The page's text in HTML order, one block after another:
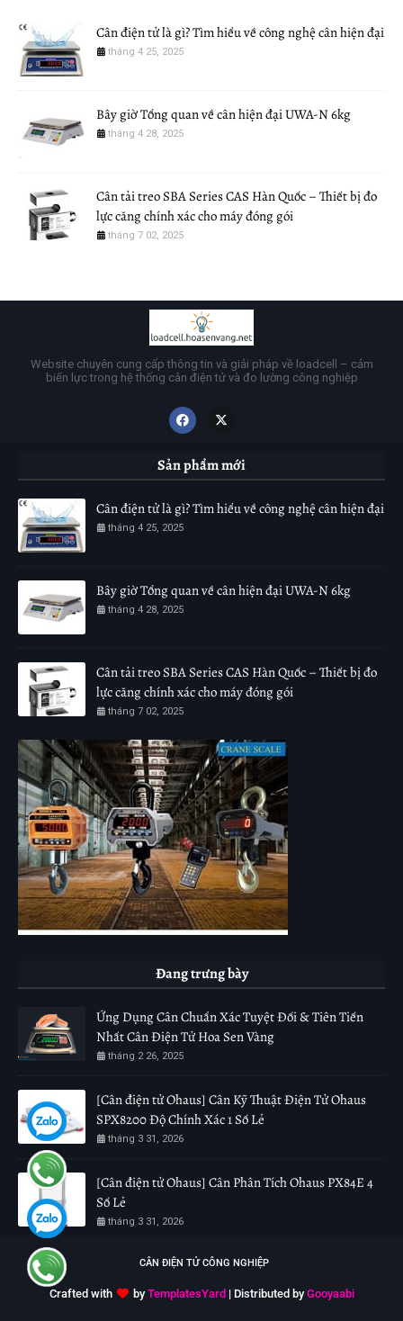
Cân điện tử là gì? Tìm hiểu về công nghệ cân hiện đại
tháng 4 25, 2025
Bây giờ Tổng quan về cân hiện đại UWA-N 6kg
tháng 4 28, 2025
Cân tải treo SBA Series CAS Hàn Quốc – Thiết bị đo
lực căng chính xác cho máy đóng gói
tháng 7 02, 2025
Website chuyên cung cấp thông tin và giải pháp về loadcell – cảm
biến lực trong hệ thống cân điện tử và đo lường công nghiệp
Sản phẩm mới
Cân điện tử là gì? Tìm hiểu về công nghệ cân hiện đại
tháng 4 25, 2025
Bây giờ Tổng quan về cân hiện đại UWA-N 6kg
tháng 4 28, 2025
Cân tải treo SBA Series CAS Hàn Quốc – Thiết bị đo
lực căng chính xác cho máy đóng gói
tháng 7 02, 2025
Đang trưng bày
Ứng Dụng Cân Chuẩn Xác Tuyệt Đối & Tiên Tiến
Nhất Cân Điện Tử Hoa Sen Vàng
tháng 2 26, 2025
[Cân điện tử Ohaus] Cân Kỹ Thuật Điện Tử Ohaus
SPX8200 Độ Chính Xác 1 Số Lẻ
tháng 3 31, 2026
[Cân điện tử Ohaus] Cân Phân Tích Ohaus PX84E 4
Số Lẻ
tháng 3 31, 2026
CÂN ĐIỆN TỬ CÔNG NGHIỆP
Crafted with byTemplatesYard| Distributed byGooyaabi